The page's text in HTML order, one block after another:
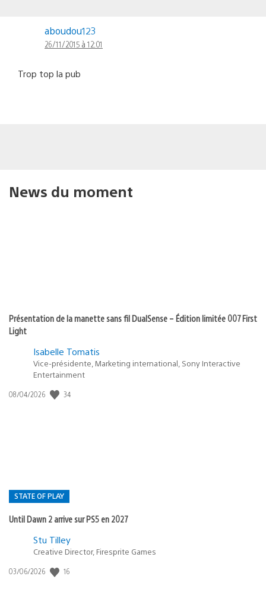
aboudou123
26/11/2015 à 12:01
Trop top la pub
News du moment
Présentation de la manette sans fil DualSense – Édition limitée 007 First
Light
Isabelle Tomatis
Vice-présidente, Marketing international, Sony Interactive
Entertainment
Date
08/04/2026 34
STATE OF PLAY
Until Dawn 2 arrive sur PS5 en 2027
Postée
:
Stu Tilley
Creative Director, Firesprite Games
Date
03/06/2026 16